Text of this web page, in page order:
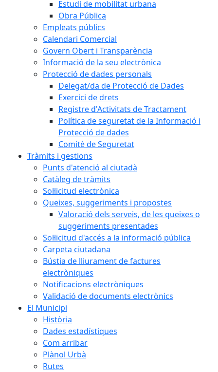
Estudi de mobilitat urbana
Obra Pública
Empleats públics
Calendari Comercial
Govern Obert i Transparència
Informació de la seu electrònica
Protecció de dades personals
Delegat/da de Protecció de Dades
Exercici de drets
Registre d'Activitats de Tractament
Política de seguretat de la Informació i
Protecció de dades
Comitè de Seguretat
Tràmits i gestions
Punts d'atenció al ciutadà
Catàleg de tràmits
Sol·licitud electrònica
Queixes, suggeriments i propostes
Valoració dels serveis, de les queixes o
suggeriments presentades
Sol·licitud d'accés a la informació pública
Carpeta ciutadana
Bústia de lliurament de factures
electròniques
Notificacions electròniques
Validació de documents electrònics
El Municipi
Història
Dades estadístiques
Com arribar
Plànol Urbà
Rutes